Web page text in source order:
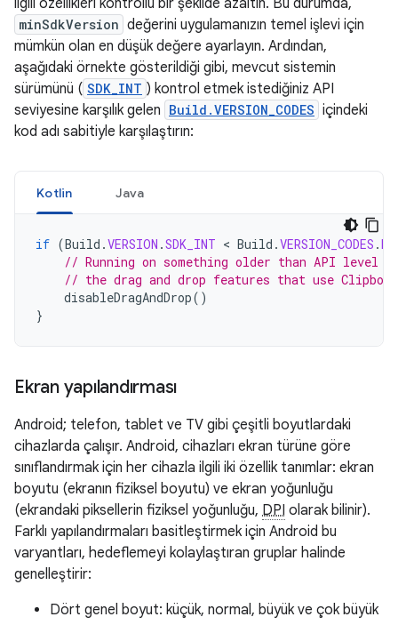
ilgili özellikleri kontrollü bir şekilde azaltın. Bu durumda,
minSdkVersion değerini uygulamanızın temel işlevi için
mümkün olan en düşük değere ayarlayın. Ardından,
aşağıdaki örnekte gösterildiği gibi, mevcut sistemin
sürümünü ( SDK_INT ) kontrol etmek istediğiniz API
seviyesine karşılık gelen Build.VERSION_CODES içindeki
kod adı sabitiyle karşılaştırın:
Kotlin Java
if (Build .VERSION .SDK_INT < Build .VERSION_CODES .
// Running on something older than API level
// the drag and drop features that use
disableDragAndDrop()
}
Ekran yapılandırması
Android; telefon, tablet ve TV gibi çeşitli boyutlardaki
cihazlarda çalışır. Android, cihazları ekran türüne göre
sınıflandırmak için her cihazla ilgili iki özellik tanımlar: ekran
boyutu (ekranın fiziksel boyutu) ve ekran yoğunluğu
(ekrandaki piksellerin fiziksel yoğunluğu, DPI olarak bilinir).
Farklı yapılandırmaları basitleştirmek için Android bu
varyantları, hedeflemeyi kolaylaştıran gruplar halinde
genelleştirir:
Dört genel boyut: küçük, normal, büyük ve çok büyük